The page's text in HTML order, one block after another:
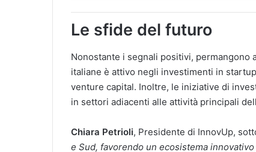
Le sfide del futuro
Nonostante i segnali positivi,
italiane è attivo negli investimenti in
venture capital. Inoltre, le iniziative di
in settori adiacenti alle attività principali
Chiara Petrioli, Presidente di InnovUp,
e Sud, favorendo un ecosistema